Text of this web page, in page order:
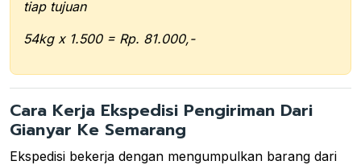
tiap tujuan
54kg x 1.500 = Rp. 81.000,-
Cara Kerja Ekspedisi Pengiriman Dari
Gianyar Ke Semarang
Ekspedisi bekerja dengan mengumpulkan barang dari